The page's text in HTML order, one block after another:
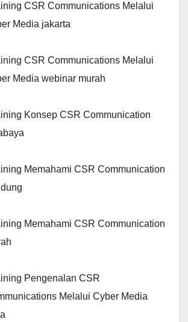
CSR Communications Melalui
Media jakarta
CSR Communications Melalui
Media webinar murah
Konsep CSR Communication
Memahami CSR Communication
Memahami CSR Communication
Pengenalan CSR
Melalui Cyber Media